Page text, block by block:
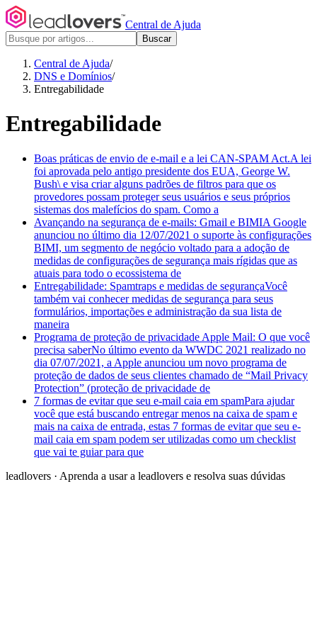
Central de Ajuda
Buscar
Central de Ajuda/
DNS e Domínios/
Entregabilidade
Entregabilidade
Boas práticas de envio de e-mail e a lei CAN-SPAM Act.A lei
foi aprovada pelo antigo presidente dos EUA, George W.
Bush\ e visa criar alguns padrões de filtros para que os
provedores possam proteger seus usuários e seus próprios
sistemas dos malefícios do spam. Como a
Avançando na segurança de e-mails: Gmail e BIMIA Google
anunciou no último dia 12/07/2021 o suporte às configurações
BIMI, um segmento de negócio voltado para a adoção de
medidas de configurações de segurança mais rígidas que as
atuais para todo o ecossistema de
Entregabilidade: Spamtraps e medidas de segurançaVocê
também vai conhecer medidas de segurança para seus
formulários, importações e administração da sua lista de
maneira
Programa de proteção de privacidade Apple Mail: O que você
precisa saberNo último evento da WWDC 2021 realizado no
dia 07/07/2021, a Apple anunciou um novo programa de
proteção de dados de seus clientes chamado de “Mail Privacy
Protection” (proteção de privacidade de
7 formas de evitar que seu e-mail caia em spamPara ajudar
você que está buscando entregar menos na caixa de spam e
mais na caixa de entrada, estas 7 formas de evitar que seu e-
mail caia em spam podem ser utilizadas como um checklist
que vai te guiar para que
leadlovers · Aprenda a usar a leadlovers e resolva suas dúvidas